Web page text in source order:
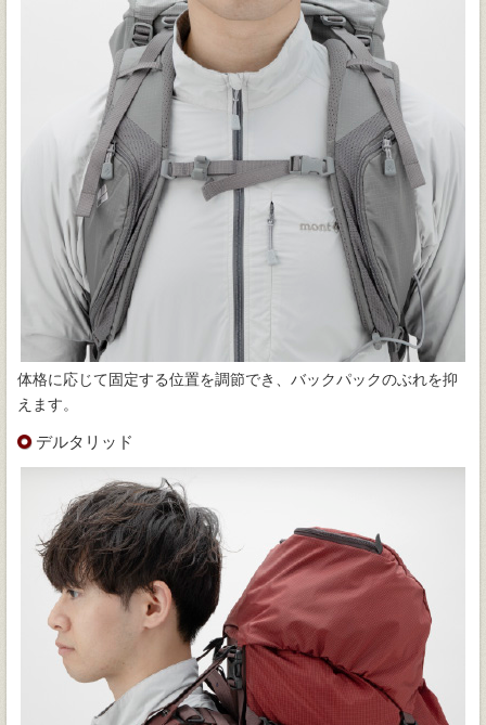
体格に応じて固定する位置を調節でき、バックパックのぶれを抑
えます。
デルタリッド